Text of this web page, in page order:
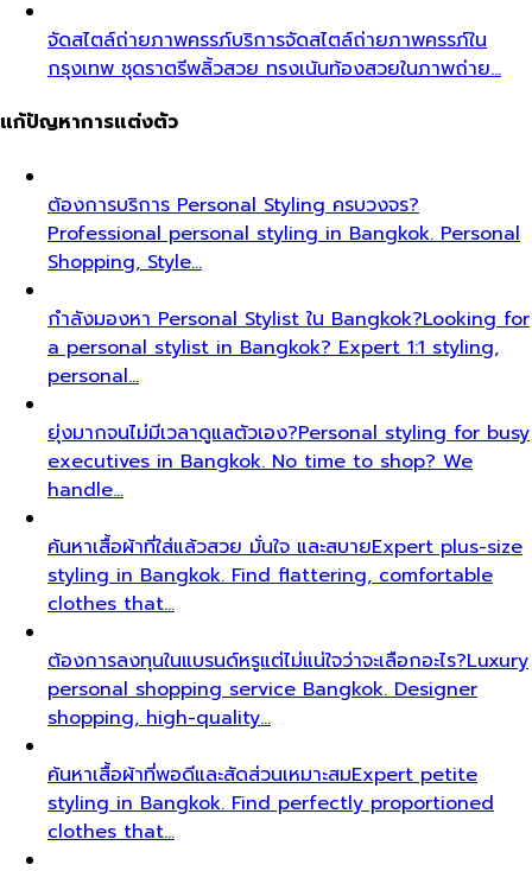
จัดสไตล์ถ่ายภาพครรภ์บริการจัดสไตล์ถ่ายภาพครรภ์ใน
กรุงเทพ ชุดราตรีพลิ้วสวย ทรงเน้นท้องสวยในภาพถ่าย…
แก้ปัญหาการแต่งตัว
ต้องการบริการ Personal Styling ครบวงจร?
Professional personal styling in Bangkok. Personal
Shopping, Style…
กำลังมองหา Personal Stylist ใน Bangkok?Looking for
a personal stylist in Bangkok? Expert 1:1 styling,
personal…
ยุ่งมากจนไม่มีเวลาดูแลตัวเอง?Personal styling for busy
executives in Bangkok. No time to shop? We
handle…
ค้นหาเสื้อผ้าที่ใส่แล้วสวย มั่นใจ และสบายExpert plus-size
styling in Bangkok. Find flattering, comfortable
clothes that…
ต้องการลงทุนในแบรนด์หรูแต่ไม่แน่ใจว่าจะเลือกอะไร?Luxury
personal shopping service Bangkok. Designer
shopping, high-quality…
ค้นหาเสื้อผ้าที่พอดีและสัดส่วนเหมาะสมExpert petite
styling in Bangkok. Find perfectly proportioned
clothes that…